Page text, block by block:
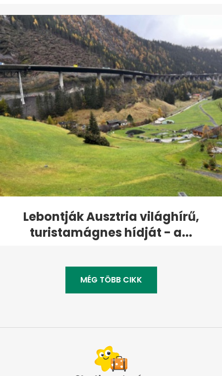
Lebontják Ausztria világhírű,
turistamágnes hídját - a...
MÉG TÖBB CIKK